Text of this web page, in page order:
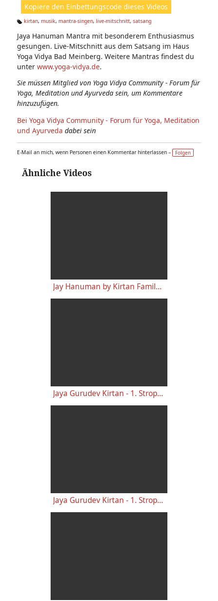
Kopiere den Einbettungscode dieses Videos
g
s:
kirtan, musik, mantra-singen, live-mitschnitt, satsang
Jaya Hanuman Mantra mit besonderem Enthusiasmus
gesungen. Live-Mitschnitt aus dem Satsang im Haus
Yoga Vidya Bad Meinberg. Weitere Mantras findest du
unter www.yoga-vidya.de.
Sie müssen Mitglied von Yoga Vidya Community - Forum für
Yoga, Meditation und Ayurveda sein, um Kommentare
hinzuzufügen.
Bei Yoga Vidya Community - Forum für Yoga, Meditation
und Ayurveda dabei sein
E-Mail an mich, wenn Personen einen Kommentar hinterlassen – Folgen
Ähnliche Videos
Jay Hanuman by Kirtan Family (Awaken Love Band Cover) - Kirtan Cover
Jaya Gurudev Kirtan - 1. Strophe 1. Teil - Noten-Lernvideo 355-01
Jaya Gurudev Kirtan - 1. Strophe 2. Teil - Noten-Lernvideo 355-02